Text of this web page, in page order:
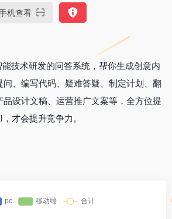
机查看
技术研发的问答系统，帮你生成创意内
、编写代码、疑难答疑、制定计划、翻
设计文稿、运营推广文案等，全方位提
才会提升竞争力。